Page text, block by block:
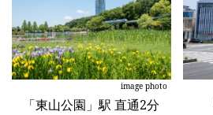
image photo
「東山公園」駅 直通2分